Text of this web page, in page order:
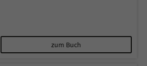
zum Buch